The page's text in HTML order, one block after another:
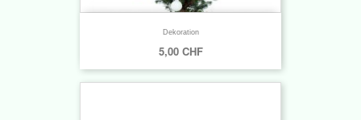
Dekoration
5,00 CHF